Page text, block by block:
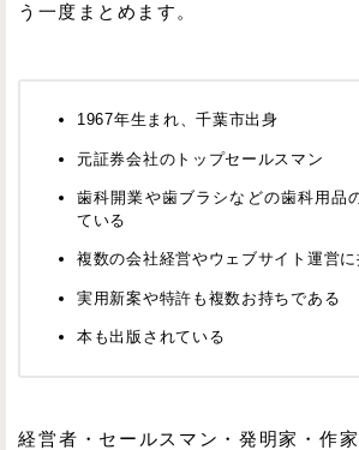
う一度まとめます。
1967年生まれ、千葉市出身
元証券会社のトップセールスマン
歯科開業や歯ブラシなどの歯科用品
ている
複数の会社経営やウェブサイト運営
実用新案や特許も複数お持ちである
本も出版されている
経営者・セールスマン・発明家・作